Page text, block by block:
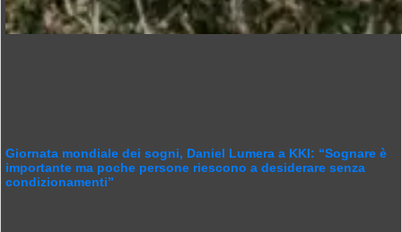
Giornata mondiale dei sogni, Daniel Lumera a KKI: “Sognare è
importante ma poche persone riescono a desiderare senza
condizionamenti”